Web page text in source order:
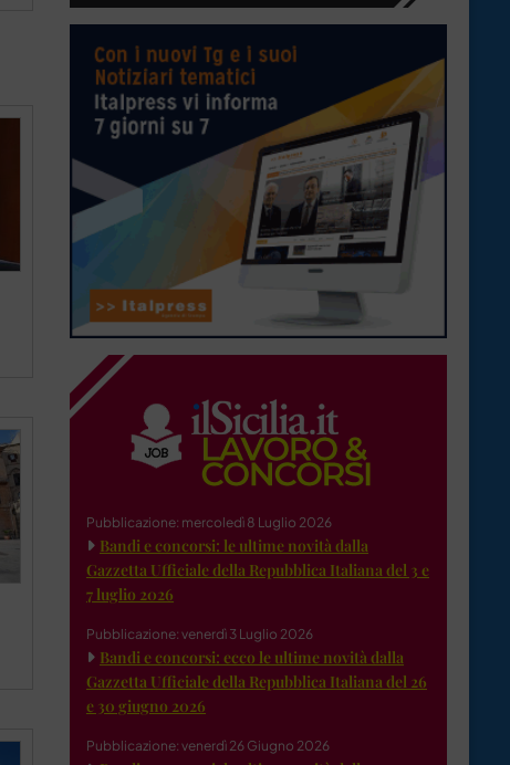
Pubblicazione: mercoledì 8 Luglio 2026
Bandi e concorsi: le ultime novità dalla
Gazzetta Ufficiale della Repubblica Italiana del 3 e
7 luglio 2026
Pubblicazione: venerdì 3 Luglio 2026
Bandi e concorsi: ecco le ultime novità dalla
Gazzetta Ufficiale della Repubblica Italiana del 26
e 30 giugno 2026
Pubblicazione: venerdì 26 Giugno 2026